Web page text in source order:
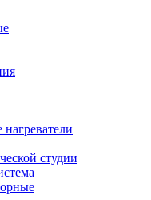
студии